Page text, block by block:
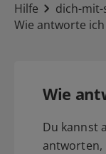
Hilfe
dich-
Wie antworte ich
Wie
Du kannst
antworten,